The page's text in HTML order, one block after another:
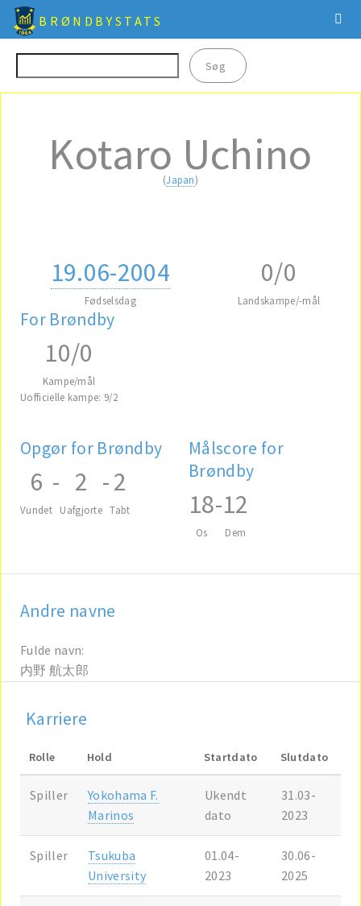
BRØNDBYSTATS
Kotaro Uchino
(Japan)
19.06-2004
Fødselsdag
0/0
Landskampe/-mål
For Brøndby
10/0
Kampe/mål
Uofficielle kampe: 9/2
Opgør for Brøndby
6
Vundet
- 2
Uafgjorte
-2
Tabt
Målscore for
Brøndby
18
Os
-12
Dem
Andre navne
Fulde navn:
内野 航太郎
Karriere
Rolle Hold Startdato Slutdato
Spiller
Yokohama F.
Marinos
Ukendt
dato
31.03-
2023
Spiller
Tsukuba
University
01.04-
2023
30.06-
2025